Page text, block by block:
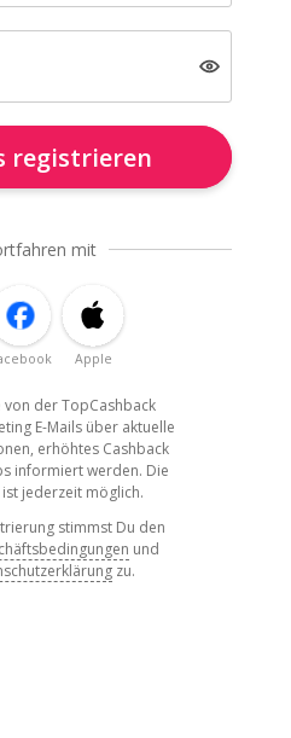
registrieren
mit
Apple
von der TopCashback
E-Mails über aktuelle
erhöhtes Cashback
informiert werden. Die
jederzeit möglich.
stimmst Du den
und
zu.